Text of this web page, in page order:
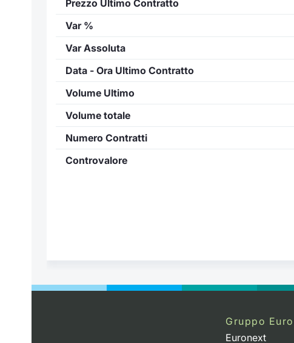
Prezzo Ultimo Contratto
Var %
Var Assoluta
Data - Ora Ultimo Contratto
Volume Ultimo
Volume totale
Numero Contratti
Controvalore
Gruppo
Euronext